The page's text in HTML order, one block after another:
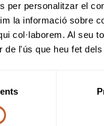
per personalitzar el
la informació sobre
col·laborem. Al seu
de l'ús que heu fet